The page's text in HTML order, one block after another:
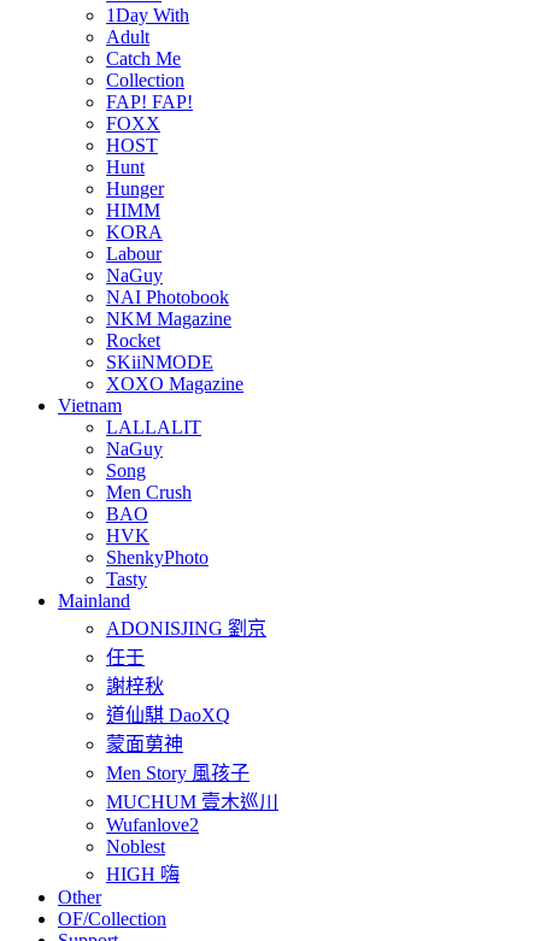
1Day With
Adult
Catch Me
Collection
FAP! FAP!
FOXX
HOST
Hunt
Hunger
HIMM
KORA
Labour
NaGuy
NAI Photobook
NKM Magazine
Rocket
SKiiNMODE
XOXO Magazine
Vietnam
LALLALIT
NaGuy
Song
Men Crush
BAO
HVK
ShenkyPhoto
Tasty
Mainland
ADONISJING 劉京
任壬
謝梓秋
道仙騏 DaoXQ
蒙面莮神
Men Story 風孩子
MUCHUM 壹木巡川
Wufanlove2
Noblest
HIGH 嗨
Other
OF/Collection